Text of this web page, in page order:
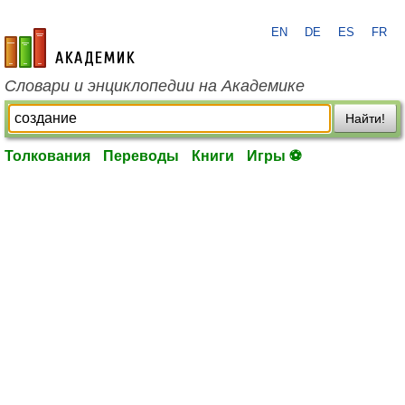
academic.ru
EN DE ES FR
Словари и энциклопедии на Академике
Найти!
Толкования Переводы Книги Игры ⚽